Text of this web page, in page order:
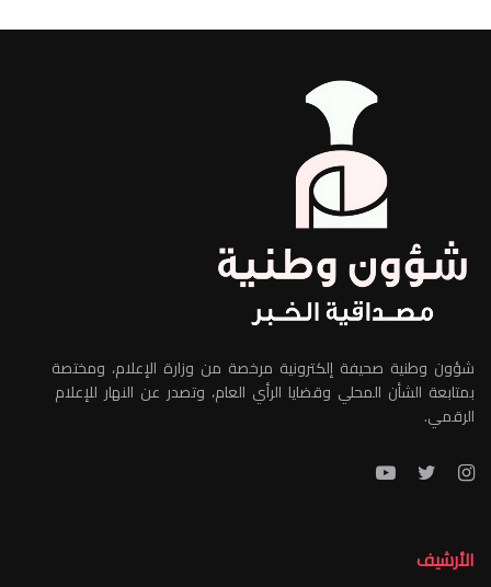
شؤون وطنية صحيفة إلكترونية مرخصة من وزارة الإعلام، ومختصة
بمتابعة الشأن المحلي وقضايا الرأي العام، وتصدر عن النهار للإعلام
الرقمي.
الأرشيف